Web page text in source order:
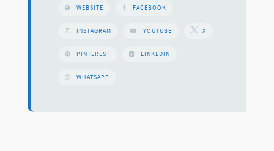
WEBSITE FACEBOOK
INSTAGRAM YOUTUBE X
PINTEREST LINKEDIN
WHATSAPP